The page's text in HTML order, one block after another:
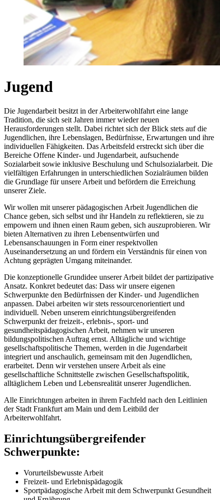
Jugend
Die Jugendarbeit besitzt in der Arbeiterwohlfahrt eine lange
Tradition, die sich seit Jahren immer wieder neuen
Herausforderungen stellt. Dabei richtet sich der Blick stets auf die
Jugendlichen, ihre Lebenslagen, Bedürfnisse, Erwartungen und ihre
individuellen Fähigkeiten. Das Arbeitsfeld erstreckt sich über die
Bereiche Offene Kinder- und Jugendarbeit, aufsuchende
Sozialarbeit sowie inklusive Beschulung und Schulsozialarbeit. Die
vielfältigen Erfahrungen in unterschiedlichen Sozialräumen bilden
die Grundlage für unsere Arbeit und befördern die Erreichung
unserer Ziele.
Wir wollen mit unserer pädagogischen Arbeit Jugendlichen die
Chance geben, sich selbst und ihr Handeln zu reflektieren, sie zu
empowern und ihnen einen Raum geben, sich auszuprobieren. Wir
bieten Alternativen zu ihren Lebensentwürfen und
Lebensanschauungen in Form einer respektvollen
Auseinandersetzung an und fördern ein Verständnis für einen von
Achtung geprägten Umgang miteinander.
Die konzeptionelle Grundidee unserer Arbeit bildet der partizipative
Ansatz. Konkret bedeutet das: Dass wir unsere eigenen
Schwerpunkte den Bedürfnissen der Kinder- und Jugendlichen
anpassen. Dabei arbeiten wir stets ressourcenorientiert und
individuell. Neben unserem einrichtungsübergreifenden
Schwerpunkt der freizeit-, erlebnis-, sport- und
gesundheitspädagogischen Arbeit, nehmen wir unseren
bildungspolitischen Auftrag ernst. Alltägliche und wichtige
gesellschaftspolitische Themen, werden in die Jugendarbeit
integriert und anschaulich, gemeinsam mit den Jugendlichen,
erarbeitet. Denn wir verstehen unsere Arbeit als eine
gesellschaftliche Schnittstelle zwischen Gesellschaftspolitik,
alltäglichem Leben und Lebensrealität unserer Jugendlichen.
Alle Einrichtungen arbeiten in ihrem Fachfeld nach den Leitlinien
der Stadt Frankfurt am Main und dem Leitbild der
Arbeiterwohlfahrt.
Einrichtungsübergreifender
Schwerpunkte:
Vorurteilsbewusste Arbeit
Freizeit- und Erlebnispädagogik
Sportpädagogische Arbeit mit dem Schwerpunkt Gesundheit